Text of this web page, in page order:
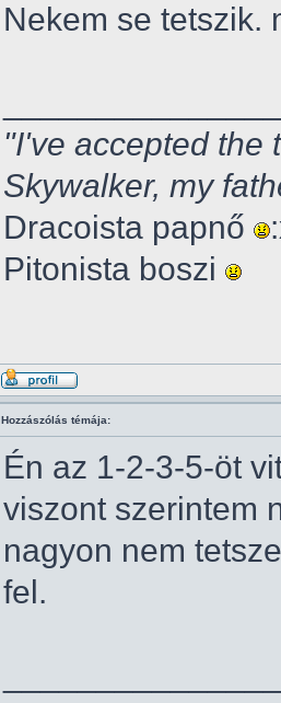
Nekem se tetszik.
"I've accepted the
Skywalker, my
Dracoista papnő
Pitonista boszi
Hozzászólás témája:
Én az 1-2-3-5-öt
viszont szerintem
nagyon nem
fel.